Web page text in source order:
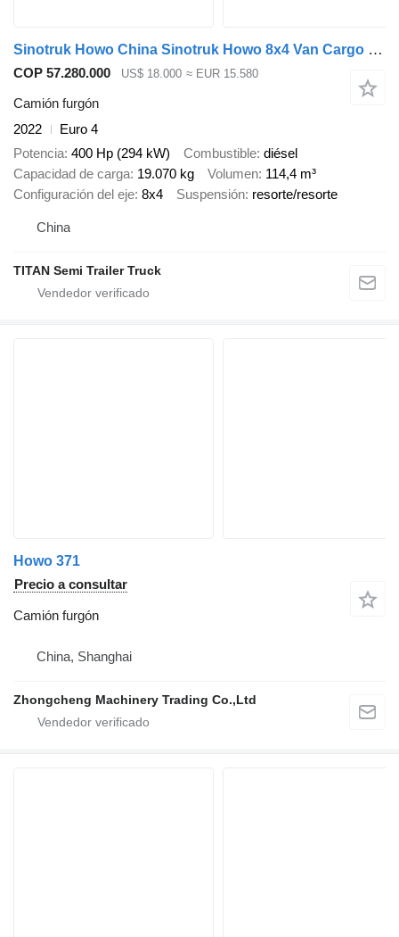
Sinotruk Howo China Sinotruk Howo 8x4 Van Cargo Truck 400hp
COP 57.280.000 US$ 18.000 ≈ EUR 15.580
Camión furgón
2022
Euro 4
Potencia 400 Hp (294 kW) Combustible diésel
Capacidad de carga 19.070 kg Volumen 114,4 m³
Configuración del eje 8x4 Suspensión resorte/resorte
China
TITAN Semi Trailer Truck
Howo 371
Precio a consultar
Camión furgón
China, Shanghai
Zhongcheng Machinery Trading Co.,Ltd